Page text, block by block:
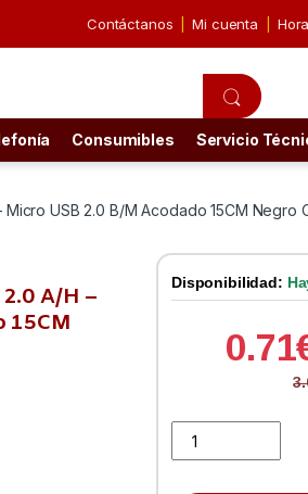
Contáctanos Mi cuenta
Consumibles Servicio
USB 2.0 B/M Acodado 15CM Negro
A/H –
15CM
Disponibilidad:
0.71